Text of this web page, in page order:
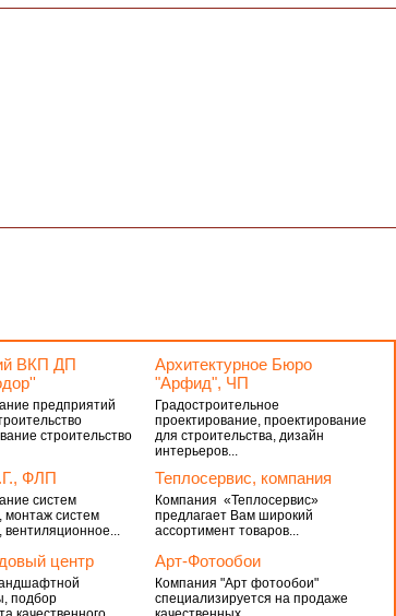
ВКП ДП
предприятий
строительство
Архитектурное Бюро
"Арфид", ЧП
Градостроительное
проектирование, проектирование
для строительства, дизайн
интерьеров...
ФЛП
систем
монтаж систем
вентиляционное...
Теплосервис, компания
Компания «Теплосервис»
предлагает Вам широкий
ассортимент товаров...
центр
подбор
Арт-Фотообои
Компания "Арт фотообои"
специализируется на продаже